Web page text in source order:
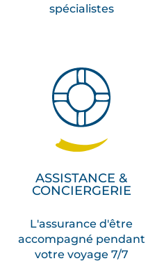
spécialistes
ASSISTANCE &
CONCIERGERIE
L'assurance d'être
accompagné pendant
votre voyage 7/7